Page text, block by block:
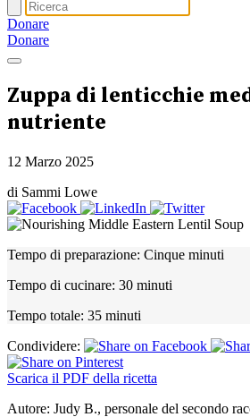
Donare
Donare
Zuppa di lenticchie
nutriente
12 Marzo 2025
di Sammi Lowe
Tempo di preparazione: Cinque minuti
Tempo di cucinare: 30 minuti
Tempo totale: 35 minuti
Condividere:
Scarica il PDF della ricetta
Autore: Judy B., personale del secondo